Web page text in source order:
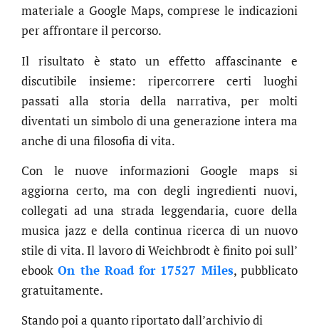
materiale a Google Maps, comprese le indicazioni
per affrontare il percorso.
Il risultato è stato un effetto affascinante e
discutibile insieme: ripercorrere certi luoghi
passati alla storia della narrativa, per molti
diventati un simbolo di una generazione intera ma
anche di una filosofia di vita.
Con le nuove informazioni Google maps si
aggiorna certo, ma con degli ingredienti nuovi,
collegati ad una strada leggendaria, cuore della
musica jazz e della continua ricerca di un nuovo
stile di vita. Il lavoro di Weichbrodt è finito poi sull’
ebookOn the Road for 17527 Miles, pubblicato
gratuitamente.
Stando poi a quanto riportato dall’archivio di